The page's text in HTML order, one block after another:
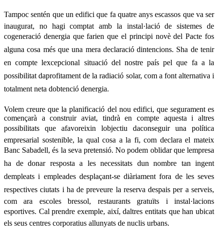
Tampoc sentén que un edifici que fa quatre anys escassos que va ser
inaugurat, no hagi comptat amb la instal·lació de sistemes de
cogeneració denergia que farien que el principi novè del Pacte fos
alguna cosa més que una mera declaració dintencions. Sha de tenir
en compte lexcepcional situació del nostre país pel que fa a la
possibilitat daprofitament de la radiació solar, com a font alternativa i
totalment neta dobtenció denergia.
Volem creure que la planificació del nou edifici, que segurament es
començarà a construir aviat, tindrà en compte aquesta i altres
possibilitats que afavoreixin lobjectiu daconseguir una política
empresarial sostenible, la qual cosa a la fi, com declara el mateix
Banc Sabadell, és la seva pretensió. No podem oblidar que lempresa
ha de donar resposta a les necessitats dun nombre tan ingent
dempleats i empleades desplaçant-se diàriament fora de les seves
respectives ciutats i ha de preveure la reserva despais per a serveis,
com ara escoles bressol, restaurants gratuïts i instal·lacions
esportives. Cal prendre exemple, així, daltres entitats que han ubicat
els seus centres corporatius allunyats de nuclis urbans.